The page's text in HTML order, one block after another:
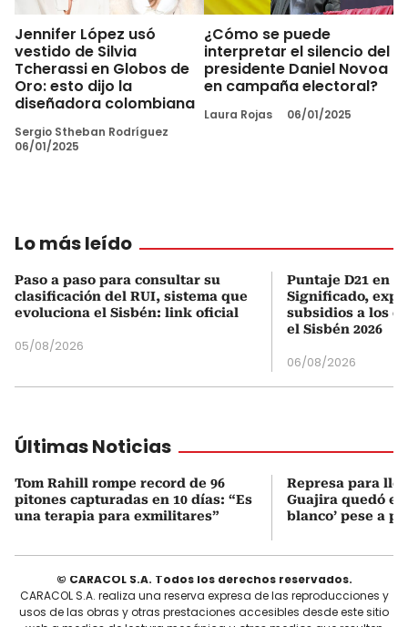
Jennifer López usó
vestido de Silvia
Tcherassi en Globos de
Oro: esto dijo la
diseñadora colombiana
Sergio Stheban Rodríguez
06/01/2025
¿Cómo se puede
interpretar el silencio del
presidente Daniel Novoa
en campaña electoral?
Laura Rojas 06/01/2025
Lo más leído
Paso a paso para consultar su
clasificación del RUI, sistema que
evoluciona el Sisbén: link oficial
05/08/2026
Puntaje D21 en
Significado,
subsidios a los
el Sisbén 2026
06/08/2026
Últimas Noticias
Tom Rahill rompe record de 96
pitones capturadas en 10 días: “Es
una terapia para exmilitares”
Represa para
Guajira quedó en
blanco’ pese a
© CARACOL S.A. Todos los derechos reservados.
CARACOL S.A. realiza una reserva expresa de las reproducciones y
usos de las obras y otras prestaciones accesibles desde este sitio